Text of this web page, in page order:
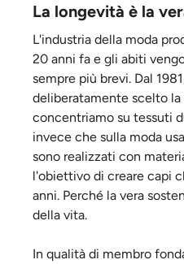
La longevità è la
L'industria della moda
20 anni fa e gli abiti
sempre più brevi. Dal
deliberatamente scelto la
concentriamo su tessuti
invece che sulla moda
sono realizzati con
l'obiettivo di creare capi
anni. Perché la vera
della vita.
In qualità di membro